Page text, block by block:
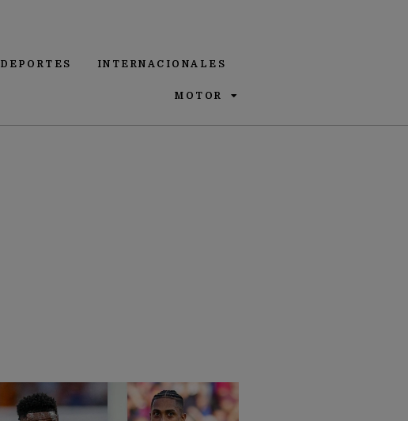
DEPORTES INTERNACIONALES
MOTOR